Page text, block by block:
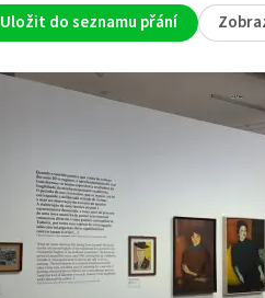
Uložit do seznamu přání